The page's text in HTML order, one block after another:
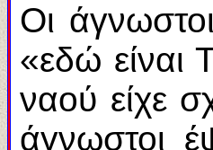
Οι
«εδώ είναι
ναού είχε
άγνωστοι